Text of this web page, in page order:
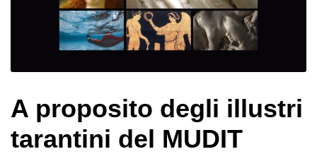
A proposito degli illustri
tarantini del MUDIT